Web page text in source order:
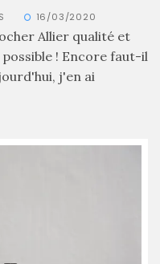
16/03/2020
Allier qualité et
! Encore faut-il
j'en ai